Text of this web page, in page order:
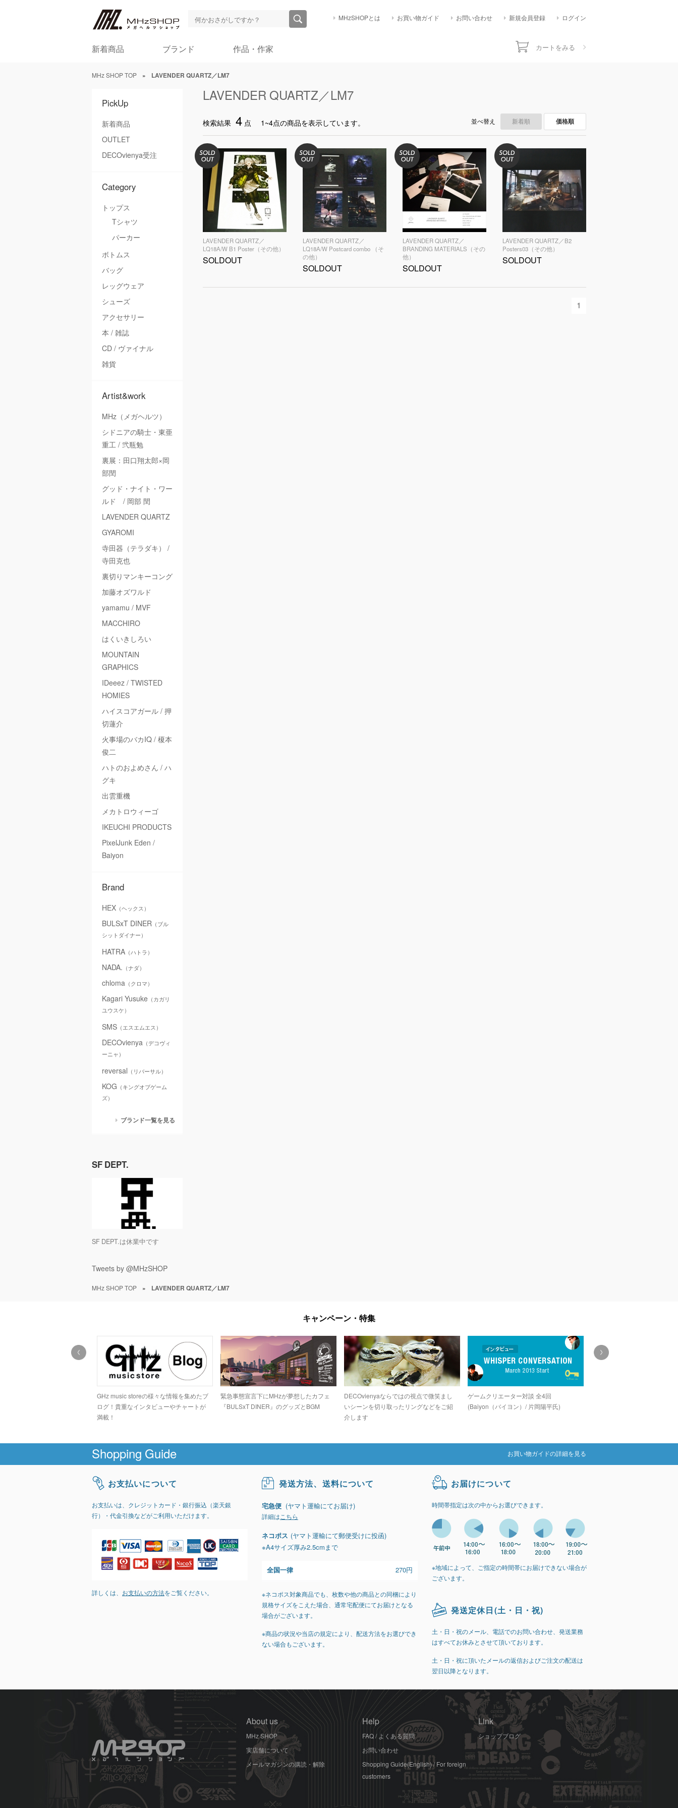
MHzSHOPとは お買い物ガイド お問い合わせ 新規会員登録 ログイン
新着商品 ブランド 作品・作家 カートをみる
MHz SHOP TOP » LAVENDER QUARTZ／LM7
PickUp
新着商品
OUTLET
DECOvienya受注
Category
トップス
Tシャツ
パーカー
ボトムス
バッグ
レッグウェア
シューズ
アクセサリー
本 / 雑誌
CD / ヴァイナル
雑貨
Artist&work
MHz（メガヘルツ）
シドニアの騎士・東亜
重工 / 弐瓶勉
裏展：田口翔太郎×岡
部閏
グッド・ナイト・ワー
ルド / 岡部 閏
LAVENDER QUARTZ
GYAROMI
寺田器（テラダキ） /
寺田克也
裏切りマンキーコング
加藤オズワルド
yamamu / MVF
MACCHIRO
はくいきしろい
MOUNTAIN
GRAPHICS
IDeeez / TWISTED
HOMIES
ハイスコアガール / 押
切蓮介
火事場のバカIQ / 榎本
俊二
ハトのおよめさん / ハ
グキ
出雲重機
メカトロウィーゴ
IKEUCHI PRODUCTS
PixelJunk Eden /
Baiyon
Brand
HEX （ヘックス）
BULSxT DINER （ブル
シットダイナー）
HATRA （ハトラ）
NADA. （ナダ）
chloma （クロマ）
Kagari Yusuke （カガリ
ユウスケ）
SMS （エスエムエス）
DECOvienya （デコヴィ
ーニャ）
reversal （リバーサル）
KOG （キングオブゲーム
ズ）
ブランド一覧を見る
SF DEPT.
SF DEPT.は休業中です
Tweets by @MHzSHOP
LAVENDER QUARTZ／LM7
検索結果 4 点 1~4点の商品を表示しています。 並べ替え 新着順 価格順
LAVENDER QUARTZ／
LQ18A/W B1 Poster（その他）
SOLDOUT
LAVENDER QUARTZ／
LQ18A/W Postcard combo （そ
の他）
SOLDOUT
LAVENDER QUARTZ／
BRANDING MATERIALS（その
他）
SOLDOUT
LAVENDER QUARTZ／B2
Posters03（その他）
SOLDOUT
1
MHz SHOP TOP » LAVENDER QUARTZ／LM7
キャンペーン・特集
GHz music storeの様々な情報を集めたブ
ログ！貴重なインタビューやチャートが
満載！
緊急事態宣言下にMHzが夢想したカフェ
『BULSxT DINER』のグッズとBGM
DECOvienyaならではの視点で微笑まし
いシーンを切り取ったリングなどをご紹
介します
ゲームクリエーター対談 全4回
(Baiyon（バイヨン）/ 片岡陽平氏)
Shopping Guide お買い物ガイドの詳細を見る
お支払いについて
お支払いは、クレジットカード・銀行振込（楽天銀
行）・代金引換などがご利用いただけます。
詳しくは、 お支払いの方法をご覧ください。
発送方法、送料について
宅急便 (ヤマト運輸にてお届け)
詳細は こちら
ネコポス (ヤマト運輸にて郵便受けに投函)
※A4サイズ厚み2.5cmまで
全国一律 270円
※ネコポス対象商品でも、枚数や他の商品との同梱により
規格サイズをこえた場合、通常宅配便にてお届けとなる
場合がございます。
※商品の状況や当店の規定により、配送方法をお選びでき
ない場合もございます。
お届けについて
時間帯指定は次の中からお選びできます。
※地域によって、ご指定の時間帯にお届けできない場合が
ございます。
発送定休日(土・日・祝)
土・日・祝のメール、電話でのお問い合わせ、発送業務
はすべてお休みとさせて頂いております。
土・日・祝に頂いたメールの返信およびご注文の配送は
翌日以降となります。
About us
MHz SHOP
実店舗について
メールマガジンの購読・解除
Help
FAQ / よくある質問
お問い合わせ
Shopping Guide(English) / For foreign
customers
Link
ショップブログ